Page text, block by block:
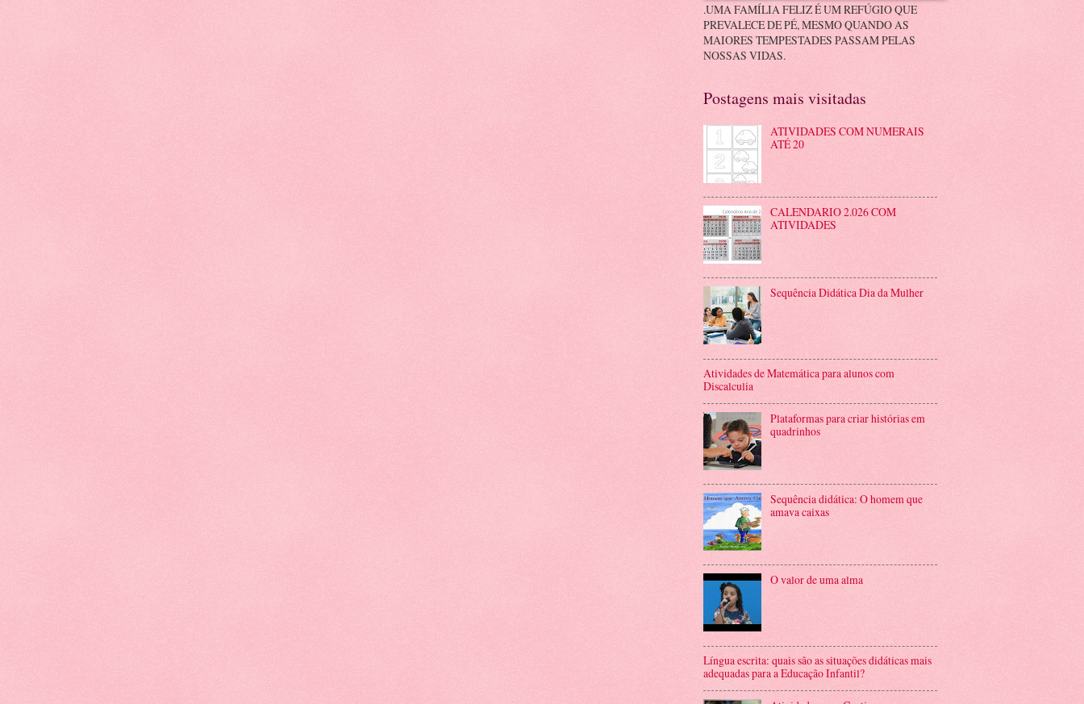
.UMA FAMÍLIA FELIZ É UM REFÚGIO QUE
PREVALECE DE PÉ, MESMO QUANDO AS
MAIORES TEMPESTADES PASSAM PELAS
NOSSAS VIDAS.
Postagens mais visitadas
ATIVIDADES COM NUMERAIS
ATÉ 20
CALENDARIO 2.026 COM
ATIVIDADES
Sequência Didática Dia da Mulher
Atividades de Matemática para alunos com
Discalculia
Plataformas para criar histórias em
quadrinhos
Sequência didática: O homem que
amava caixas
O valor de uma alma
Língua escrita: quais são as situações didáticas mais
adequadas para a Educação Infantil?